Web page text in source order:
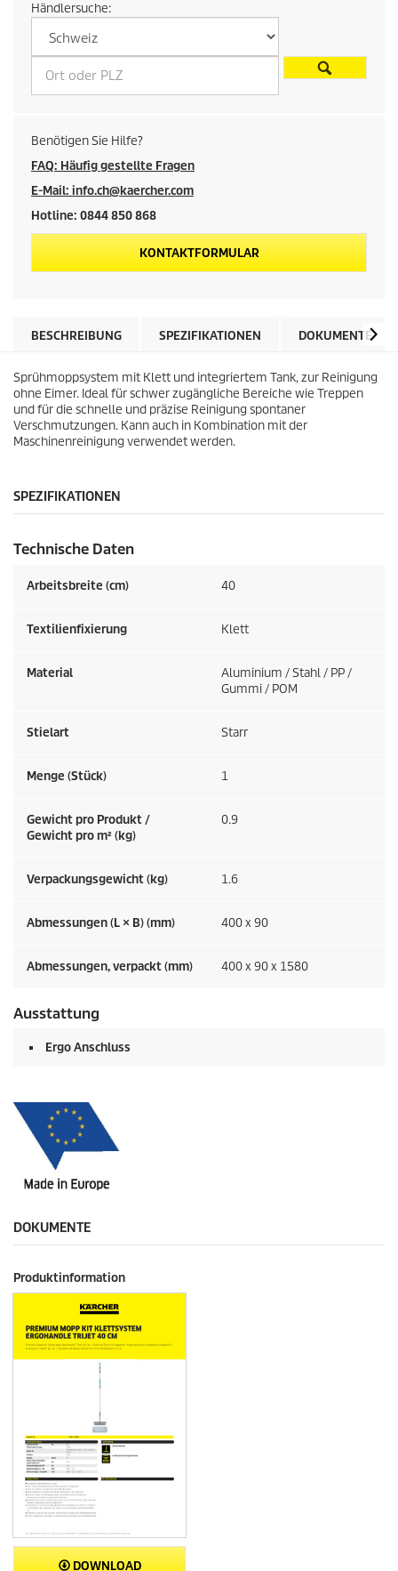
e
i
s
d
e
s
P
r
u
k
s
Händlersuche:
Benötigen Sie Hilfe?
FAQ: Häufig gestellte Fragen
E-Mail: info.ch@kaercher.com
Hotline: 0844 850 868
KONTAKTFORMULAR
BESCHREIBUNG SPEZIFIKATIONEN DOKUMENTE
Sprühmoppsystem mit Klett und integriertem Tank, zur Reinigung
ohne Eimer. Ideal für schwer zugängliche Bereiche wie Treppen
und für die schnelle und präzise Reinigung spontaner
Verschmutzungen. Kann auch in Kombination mit der
Maschinenreinigung verwendet werden.
SPEZIFIKATIONEN
Technische Daten
Arbeitsbreite (cm) 40
Textilienfixierung Klett
Material
Aluminium / Stahl / PP /
Gummi / POM
Stielart Starr
Menge (Stück) 1
Gewicht pro Produkt /
Gewicht pro m² (kg)
0.9
Verpackungsgewicht (kg) 1.6
Abmessungen (L × B) (mm) 400 x 90
Abmessungen, verpackt (mm) 400 x 90 x 1580
Ausstattung
Ergo Anschluss
DOKUMENTE
Produktinformation
DOWNLOAD